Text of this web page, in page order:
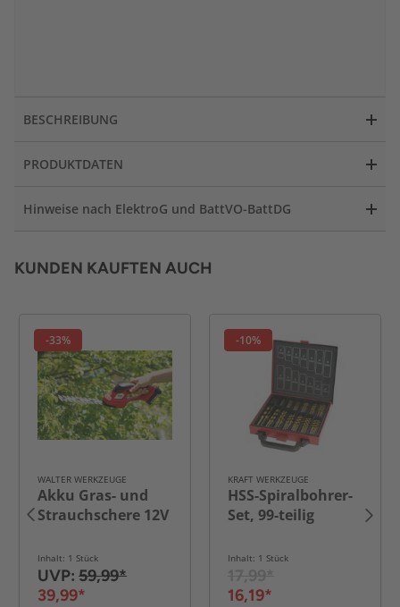
BESCHREIBUNG
PRODUKTDATEN
Hinweise nach ElektroG und BattVO-BattDG
KUNDEN KAUFTEN AUCH
-33%
WALTER WERKZEUGE
Akku Gras- und
Strauchschere 12V
Inhalt: 1 Stück
UVP: 59,99*
39,99*
-10%
KRAFT WERKZEUGE
HSS-Spiralbohrer-
Set, 99-teilig
Inhalt: 1 Stück
16,19*